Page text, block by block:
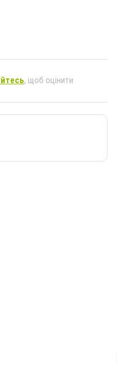
, щоб оцінити